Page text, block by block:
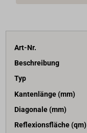
Art-Nr.
Beschreibung
Typ
Kantenlänge (mm)
Diagonale (mm)
Reflexionsfläche (qm)